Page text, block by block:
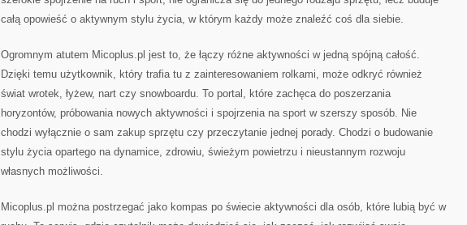
całą opowieść o aktywnym stylu życia, w którym każdy może znaleźć coś dla siebie.
Ogromnym atutem Micoplus.pl jest to, że łączy różne aktywności w jedną spójną całość.
Dzięki temu użytkownik, który trafia tu z zainteresowaniem rolkami, może odkryć również
świat wrotek, łyżew, nart czy snowboardu. To portal, które zachęca do poszerzania
horyzontów, próbowania nowych aktywności i spojrzenia na sport w szerszy sposób. Nie
chodzi wyłącznie o sam zakup sprzętu czy przeczytanie jednej porady. Chodzi o budowanie
stylu życia opartego na dynamice, zdrowiu, świeżym powietrzu i nieustannym rozwoju
własnych możliwości.
Micoplus.pl można postrzegać jako kompas po świecie aktywności dla osób, które lubią być w